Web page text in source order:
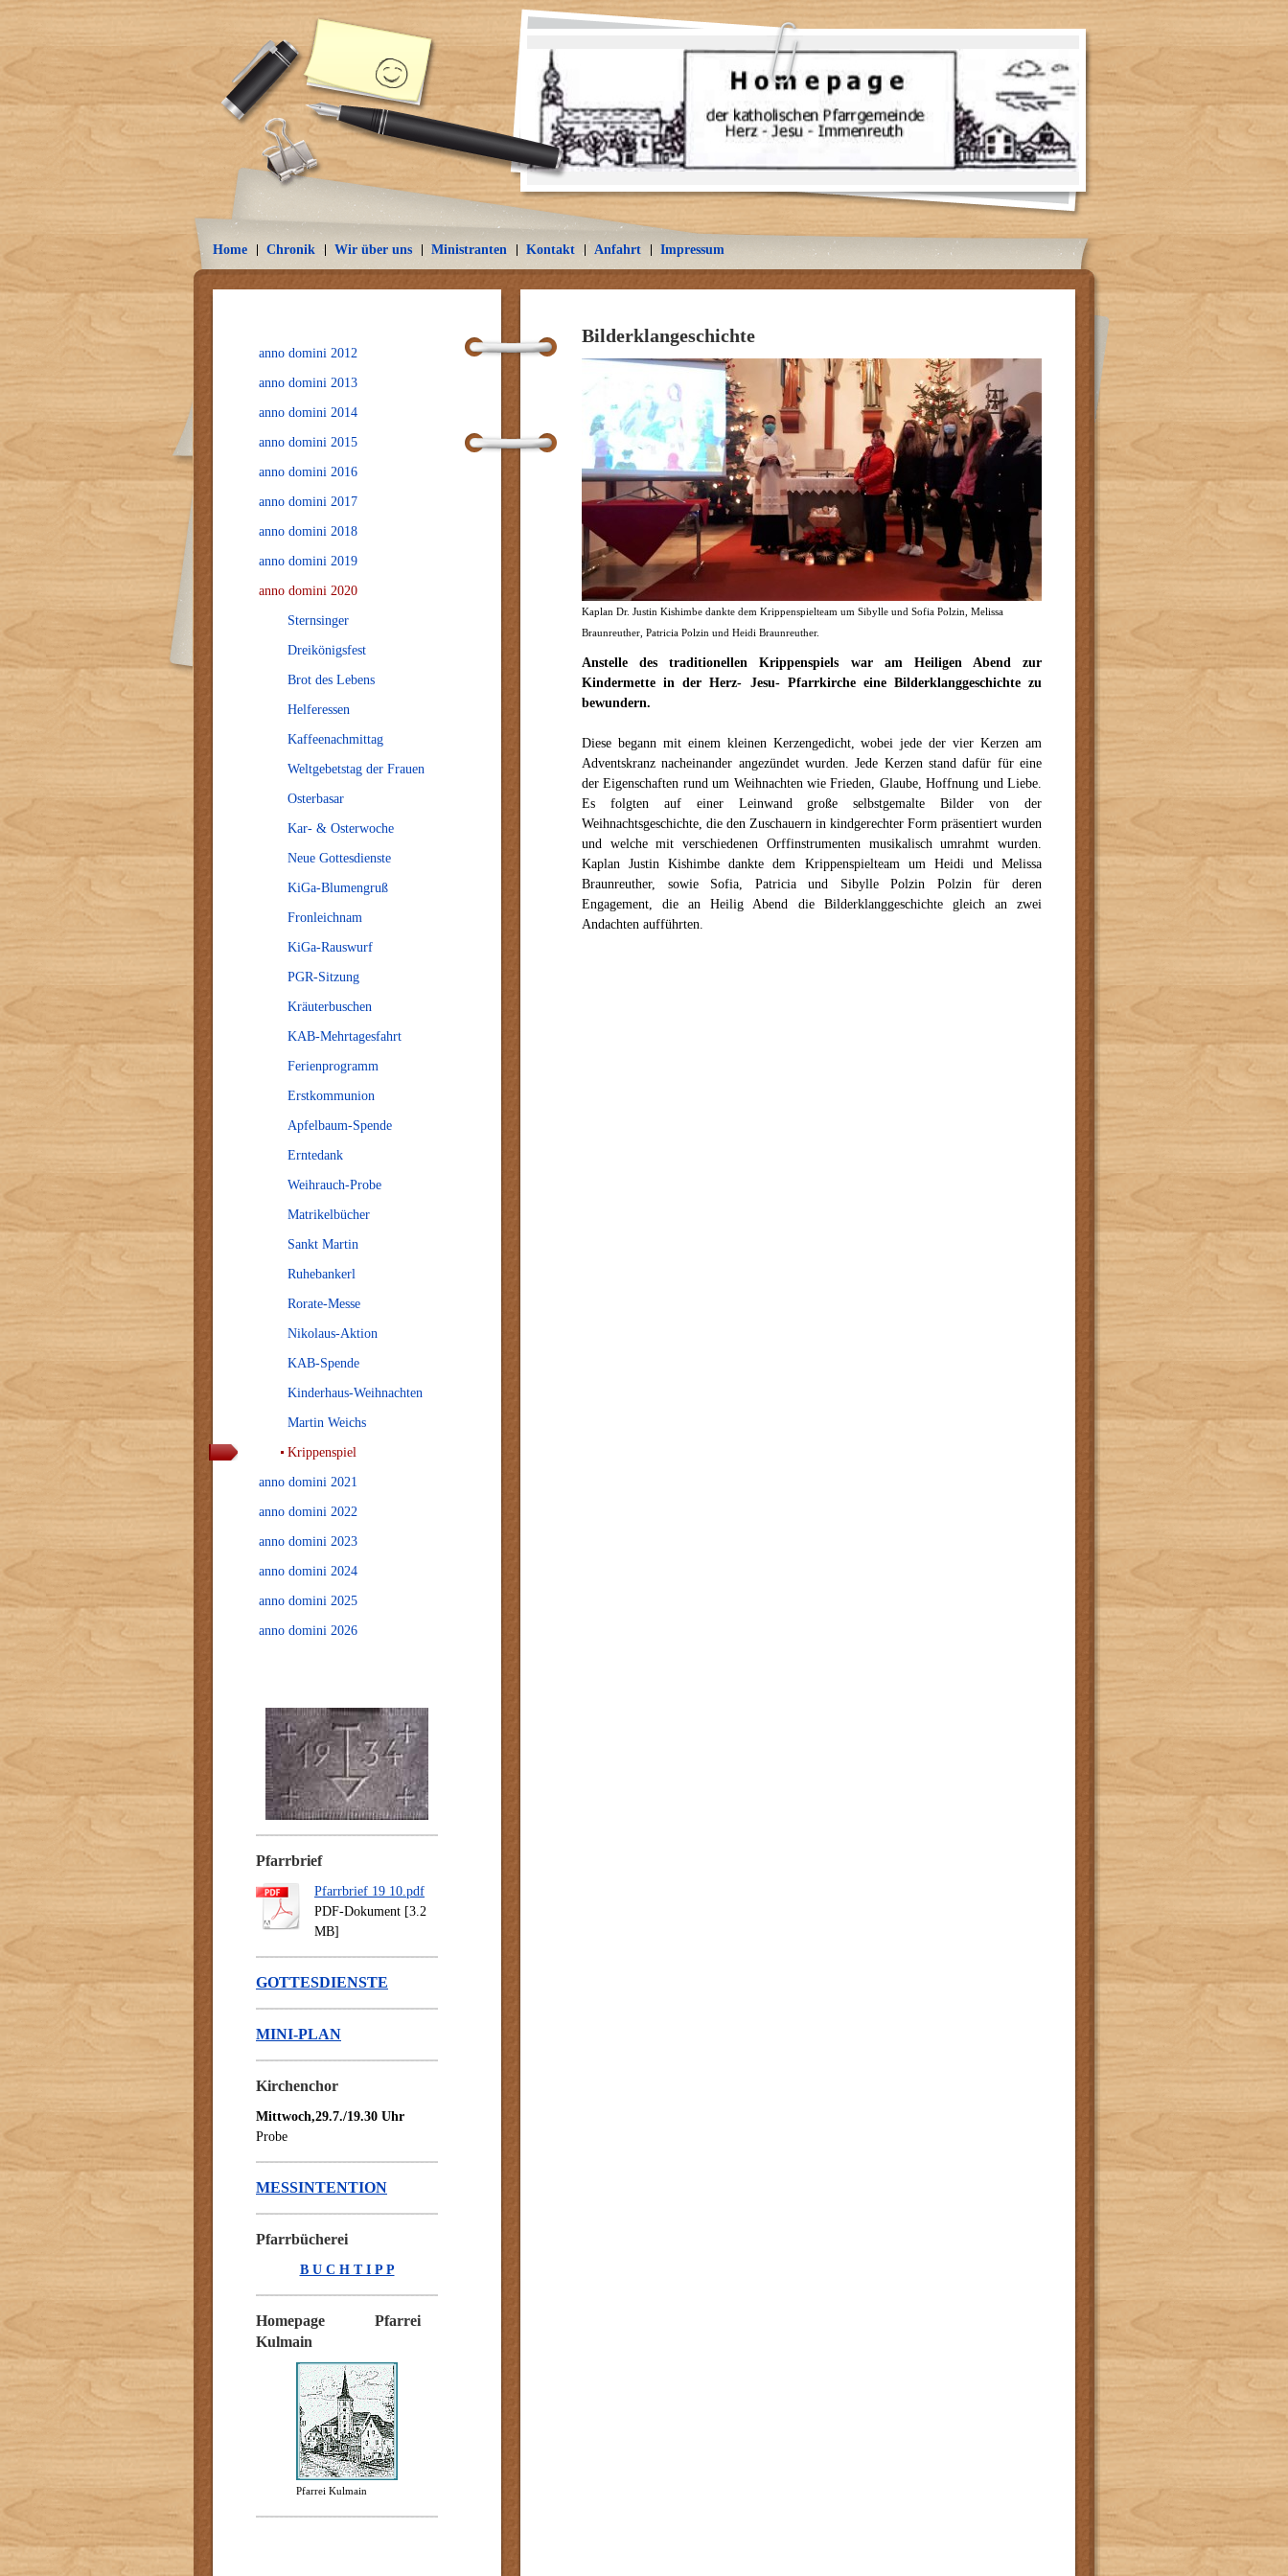
Home Chronik Wir über uns Ministranten Kontakt Anfahrt Impressum
Bilderklangeschichte
Kaplan Dr. Justin Kishimbe dankte dem Krippenspielteam um Sibylle und Sofia Polzin, Melissa
Braunreuther, Patricia Polzin und Heidi Braunreuther.
Anstelle des traditionellen Krippenspiels war am Heiligen Abend zur
Kindermette in der Herz- Jesu- Pfarrkirche eine Bilderklanggeschichte zu
bewundern.
Diese begann mit einem kleinen Kerzengedicht, wobei jede der vier Kerzen am
Adventskranz nacheinander angezündet wurden. Jede Kerzen stand dafür für eine
der Eigenschaften rund um Weihnachten wie Frieden, Glaube, Hoffnung und Liebe.
Es folgten auf einer Leinwand große selbstgemalte Bilder von der
Weihnachtsgeschichte, die den Zuschauern in kindgerechter Form präsentiert wurden
und welche mit verschiedenen Orffinstrumenten musikalisch umrahmt wurden.
Kaplan Justin Kishimbe dankte dem Krippenspielteam um Heidi und Melissa
Braunreuther, sowie Sofia, Patricia und Sibylle Polzin Polzin für deren
Engagement, die an Heilig Abend die Bilderklanggeschichte gleich an zwei
Andachten aufführten.
anno domini 2012
anno domini 2013
anno domini 2014
anno domini 2015
anno domini 2016
anno domini 2017
anno domini 2018
anno domini 2019
anno domini 2020
Sternsinger
Dreikönigsfest
Brot des Lebens
Helferessen
Kaffeenachmittag
Weltgebetstag der Frauen
Osterbasar
Kar- & Osterwoche
Neue Gottesdienste
KiGa-Blumengruß
Fronleichnam
KiGa-Rauswurf
PGR-Sitzung
Kräuterbuschen
KAB-Mehrtagesfahrt
Ferienprogramm
Erstkommunion
Apfelbaum-Spende
Erntedank
Weihrauch-Probe
Matrikelbücher
Sankt Martin
Ruhebankerl
Rorate-Messe
Nikolaus-Aktion
KAB-Spende
Kinderhaus-Weihnachten
Martin Weichs
Krippenspiel
anno domini 2021
anno domini 2022
anno domini 2023
anno domini 2024
anno domini 2025
anno domini 2026
Pfarrbrief
Pfarrbrief 19 10.pdf
PDF-Dokument [3.2
MB]
GOTTESDIENSTE
MINI-PLAN
Kirchenchor
Mittwoch,29.7./19.30 Uhr
Probe
MESSINTENTION
Pfarrbücherei
B U C H T I P P
Homepage Pfarrei
Kulmain
Pfarrei Kulmain